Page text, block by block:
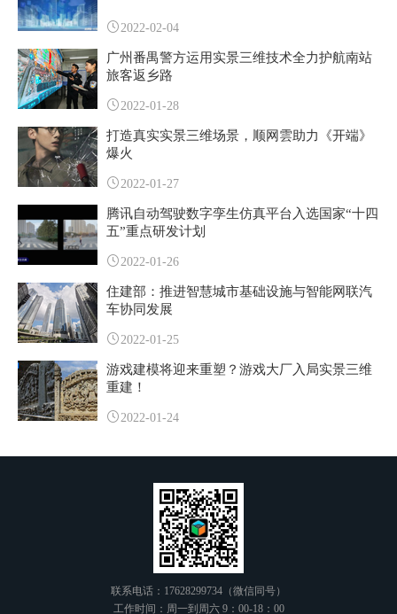
2022-02-04
广州番禺警方运用实景三维技术全力护航南站
旅客返乡路
2022-01-28
打造真实实景三维场景，顺网雲助力《开端》
爆火
2022-01-27
腾讯自动驾驶数字孪生仿真平台入选国家“十四
五”重点研发计划
2022-01-26
住建部：推进智慧城市基础设施与智能网联汽
车协同发展
2022-01-25
游戏建模将迎来重塑？游戏大厂入局实景三维
重建！
2022-01-24
联系电话：17628299734（微信同号）
工作时间：周一到周六 9：00-18：00